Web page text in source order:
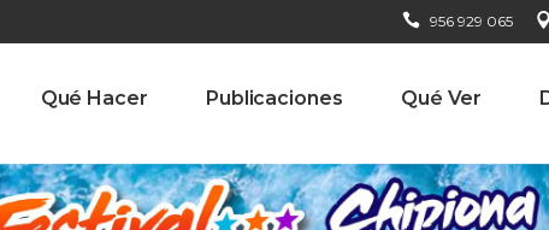
956 929 065
Qué Hacer Publicaciones Qué Ver